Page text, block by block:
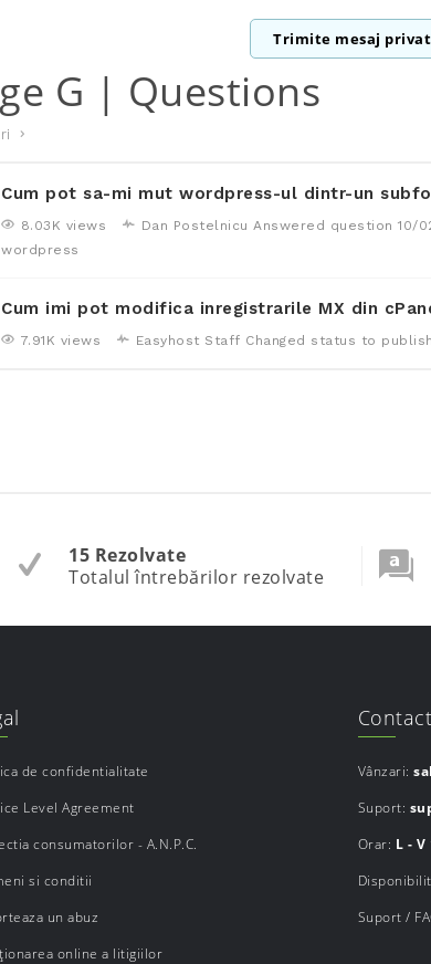
Trimite mesaj
G | Questions
Cum pot sa-mi mut wordpress-ul dintr-un
8.03K views Dan Postelnicu Answered question10/
wordpress
Cum imi pot modifica inregistrarile MX din
7.91K views Easyhost Staff Changed status to
15 Rezolvate
Totalul întrebărilor rezolvate
de confidentialitate
Level Agreement
consumatorilor - A.N.P.C.
si conditii
un abuz
online a litigiilor
Contact
Vânzari:
Suport:
Orar: L - V
Suport /